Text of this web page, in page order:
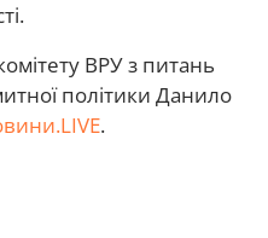
ВРУ з питань
політики Данило
.